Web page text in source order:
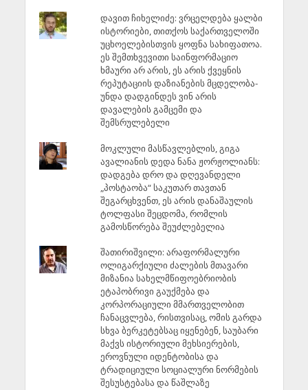
დავით ჩიხელიძე: ვრცელდება ყალბი
ისტორიები, თითქოს საქართველოში
უცხოელებისთვის ყოფნა სახიფათოა.
ეს შემთხვევითი საინფორმაციო
ხმაური არ არის, ეს არის ქვეყნის
რეპუტაციის დაზიანების მცდელობა-
უნდა დადგინდეს ვინ არის
დავალების გამცემი და
შემსრულებელი
მოკლული მასწავლებლის, გიგა
ავალიანის დედა ნანა ჟორჟოლიანს:
დადგება დრო და დღევანდელი
„პოსტაობა“ საკუთარ თავთან
შეგარცხვენთ, ეს არის დანაშაულის
ტოლფასი შეცდომა, რომლის
გამოსწორება შეუძლებელია
შათირიშვილი: არაფორმალური
ოლიგარქიული ძალების მთავარი
მიზანია სახელმწიფოებრიობის
ეტაპობრივი გაუქმება და
კორპორაციული მმართველობით
ჩანაცვლება, რისთვისაც, ომის გარდა
სხვა ბერკეტებსაც იყენებენ, საუბარი
მაქვს ისტორიული მეხსიერების,
ეროვნული იდენტობისა და
ტრადიციული სოციალური ნორმების
შესუსტებასა და წაშლაზე